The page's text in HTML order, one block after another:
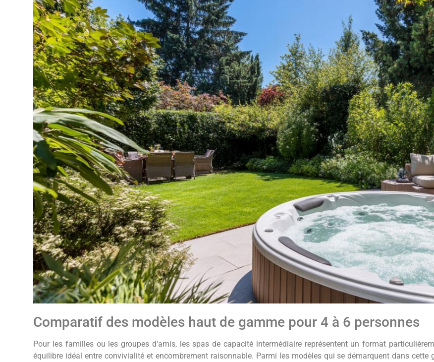
Comparatif des modèles haut de gamme pour 4 à 6 personnes
Pour les familles ou les groupes d'amis, les spas de capacité intermédiaire représentent un format
équilibre idéal entre convivialité et encombrement raisonnable. Parmi les modèles qui se démarquent dans